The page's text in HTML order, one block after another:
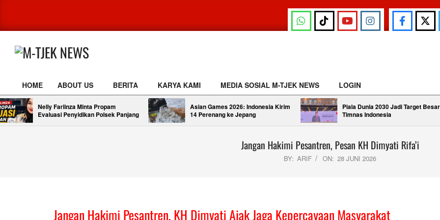
content
TJEK
NEWS
Primary
Navigation
Menu
HOME ABOUT US BERITA KARYA KAMI MEDIA SOSIAL M-TJEK NEWS LOGIN
Nelly Farlinza Minta Propam
Evaluasi Penyidikan Polsek Panjang
Asian Games 2026: Indonesia Kirim
14 Perenang ke Jepang
Piala Dunia 2030 Jadi Target Besar
Timnas Indonesia
Jangan Hakimi Pesantren, Pesan KH Dimyati Rifa’i
BY: ARIF ON: 28 JUNI 2026
Jangan Hakimi Pesantren, KH Dimyati Ajak Jaga Kepercayaan Masyarakat